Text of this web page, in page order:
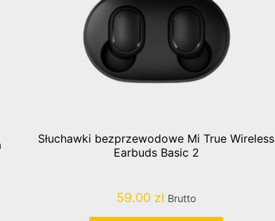
Słuchawki bezprzewodowe Mi True Wireless
Earbuds Basic 2
59.00 zł Brutto